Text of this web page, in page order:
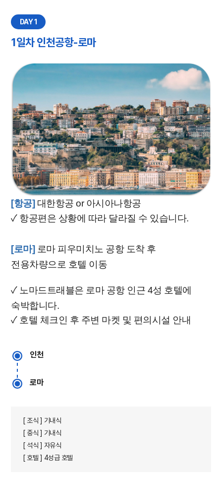
DAY 1
1일차 인천공항-로마
[항공] 대한항공 or 아시아나항공
✓​ 항공편은 상황에 따라 달라질 수 있습니다.
[로마] 로마 피우미치노 공항 도착 후
전용차량으로 호텔 이동
✓ 노마드트래블은 로마 공항 인근 4성 호텔에
숙박합니다.
✓ 호텔 체크인 후 주변 마켓 및 편의시설 안내
인천
로마
[ 조식 ] 기내식
[ 중식 ] 기내식
[ 석식 ] 자유식
[ 호텔 ] 4성급 호텔